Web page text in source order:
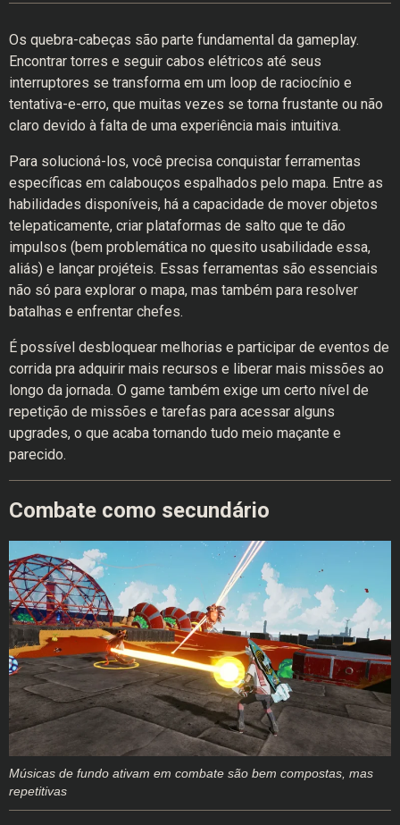
Os quebra-cabeças são parte fundamental da gameplay.
Encontrar torres e seguir cabos elétricos até seus
interruptores se transforma em um loop de raciocínio e
tentativa-e-erro, que muitas vezes se torna frustante ou não
claro devido à falta de uma experiência mais intuitiva.
Para solucioná-los, você precisa conquistar ferramentas
específicas em calabouços espalhados pelo mapa. Entre as
habilidades disponíveis, há a capacidade de mover objetos
telepaticamente, criar plataformas de salto que te dão
impulsos (bem problemática no quesito usabilidade essa,
aliás) e lançar projéteis. Essas ferramentas são essenciais
não só para explorar o mapa, mas também para resolver
batalhas e enfrentar chefes.
É possível desbloquear melhorias e participar de eventos de
corrida pra adquirir mais recursos e liberar mais missões ao
longo da jornada. O game também exige um certo nível de
repetição de missões e tarefas para acessar alguns
upgrades, o que acaba tornando tudo meio maçante e
parecido.
Combate como secundário
Músicas de fundo ativam em combate são bem compostas, mas
repetitivas